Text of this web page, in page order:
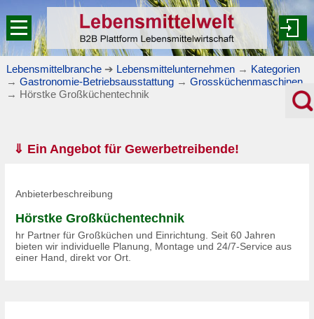
Lebensmittelbranche ➔ Lebensmittelunternehmen → Kategorien
→ Gastronomie-Betriebsausstattung → Grossküchenmaschinen
→ Hörstke Großküchentechnik
⇓ Ein Angebot für Gewerbetreibende!
Anbieterbeschreibung
Hörstke Großküchentechnik
hr Partner für Großküchen und Einrichtung. Seit 60 Jahren
bieten wir individuelle Planung, Montage und 24/7-Service aus
einer Hand, direkt vor Ort.